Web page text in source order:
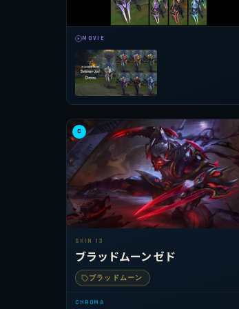
MOVIE
C
SKIN 13
ブラッドムーン ゼド
ブラッドムーン
CHROMA